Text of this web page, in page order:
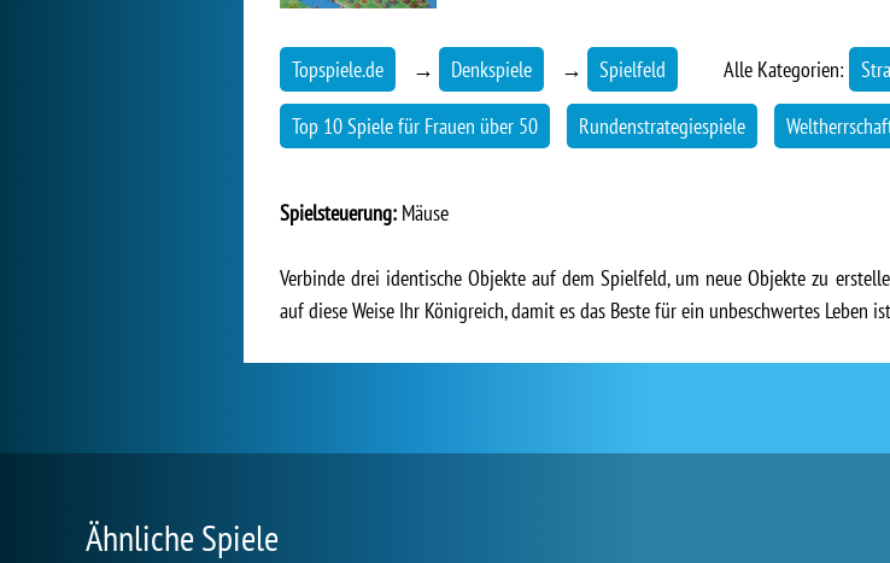
Topspiele.de → Denkspiele → Spielfeld Alle Kategorien:
Top 10 Spiele für Frauen über 50 Rundenstrategiespiele
Spielsteuerung: Mäuse
Verbinde drei identische Objekte auf dem Spielfeld, um neue Objekte zu
auf diese Weise Ihr Königreich, damit es das Beste für ein unbeschwertes Leben
Ähnliche Spiele